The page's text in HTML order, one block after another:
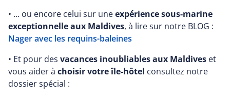
• ... ou encore celui sur uneexpérience sous-marine
exceptionnelle aux Maldives, à lire sur notre BLOG :
Nager avec les requins-baleines
• Et pour des vacances inoubliables aux Maldives et
vous aider à choisir votre île-hôtel consultez notre
dossier spécial :